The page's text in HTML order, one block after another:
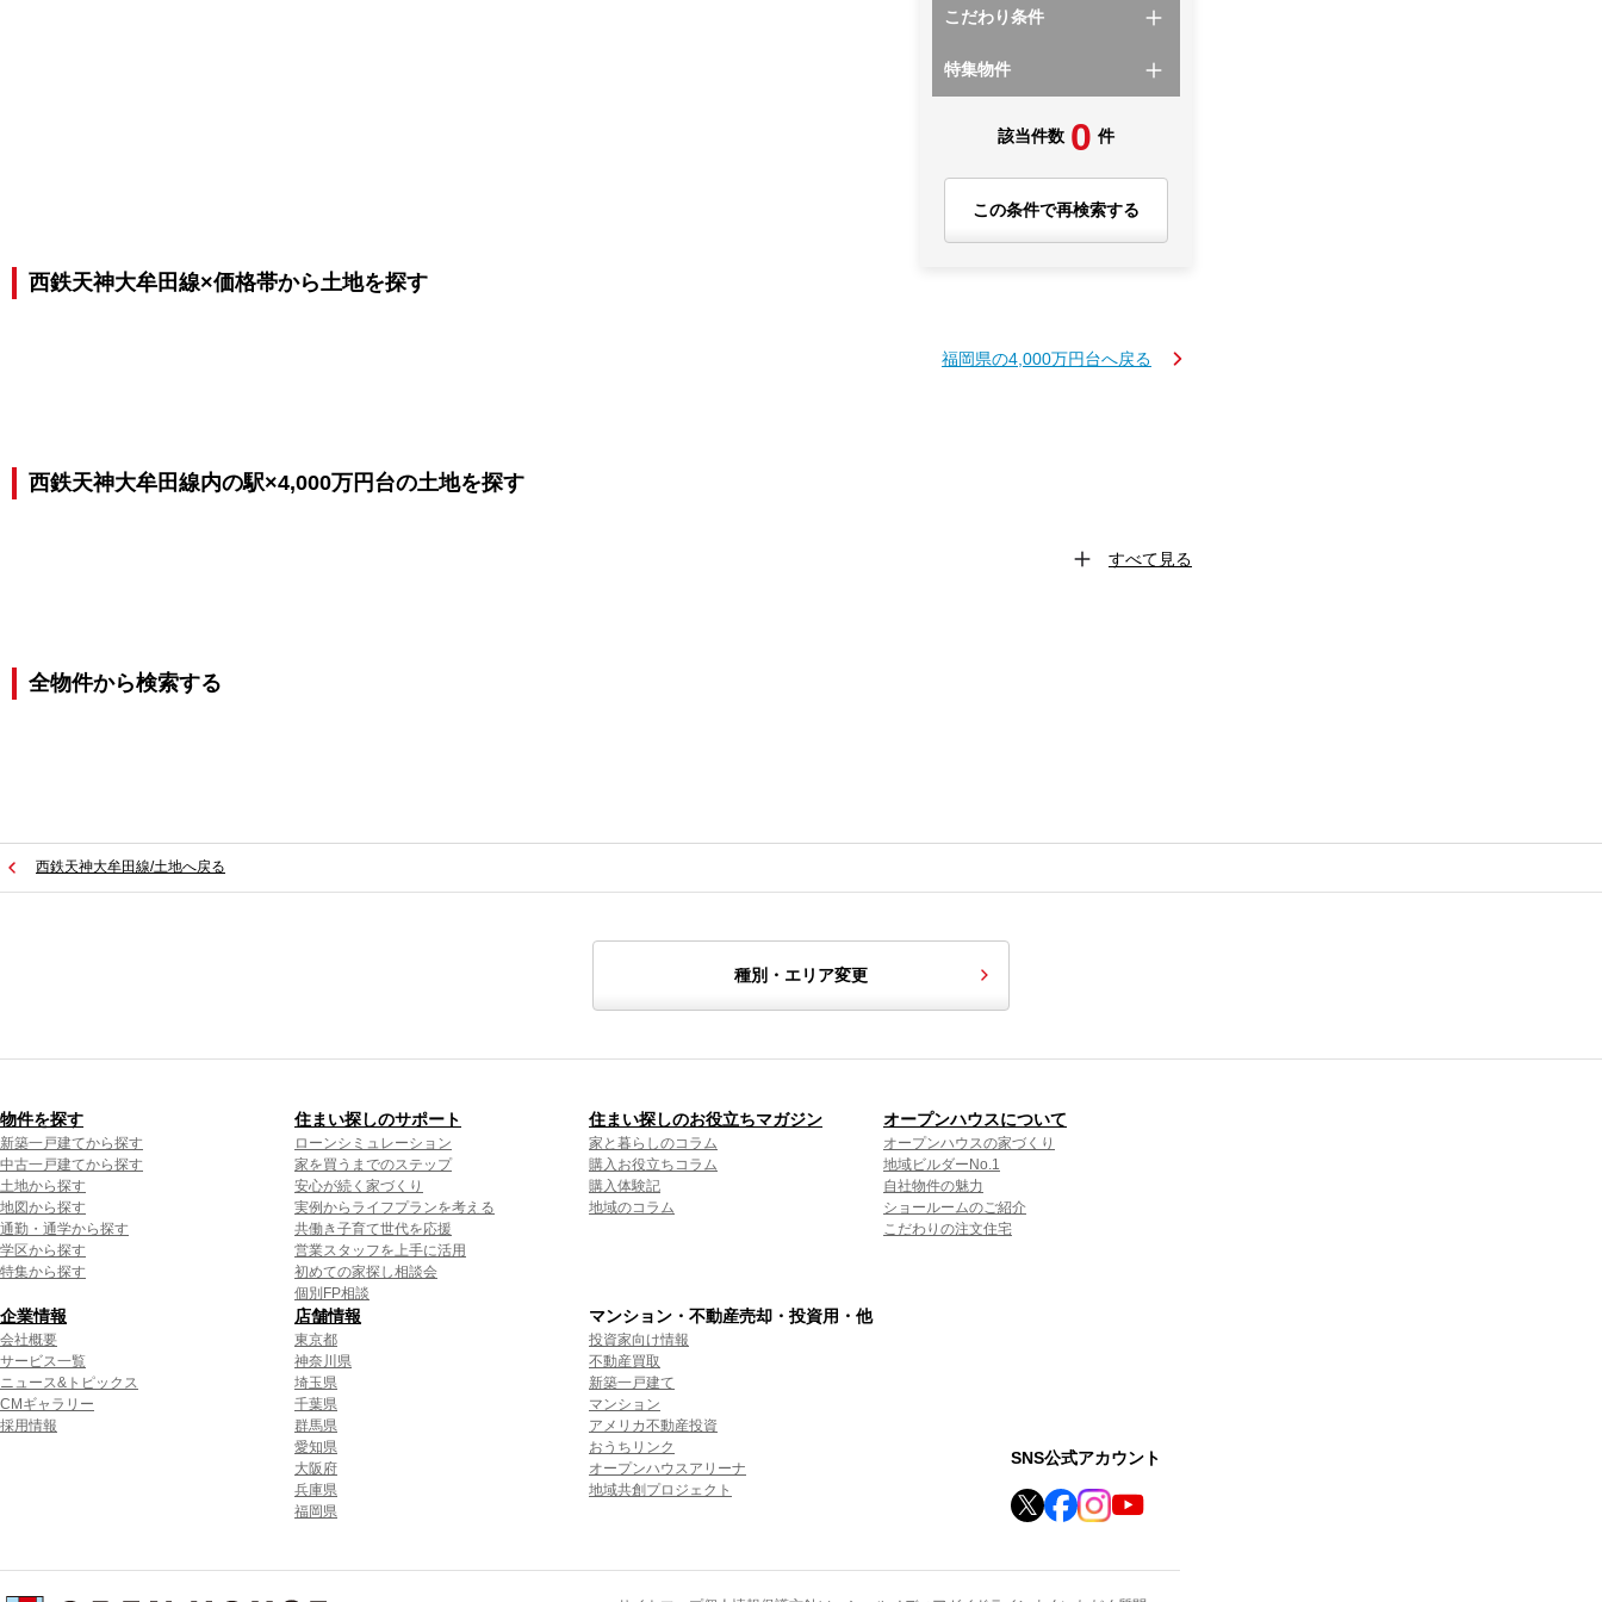
こだわり条件
特集物件
該当件数 0 件
この条件で再検索する
西鉄天神大牟田線×価格帯から土地を探す
福岡県の4,000万円台へ戻る
西鉄天神大牟田線内の駅×4,000万円台の土地を探す
すべて見る
全物件から検索する
西鉄天神大牟田線/土地へ戻る
種別・エリア変更
物件を探す
新築一戸建てから探す
中古一戸建てから探す
土地から探す
地図から探す
通勤・通学から探す
学区から探す
特集から探す
住まい探しのサポート
ローンシミュレーション
家を買うまでのステップ
安心が続く家づくり
実例からライフプランを考える
共働き子育て世代を応援
営業スタッフを上手に活用
初めての家探し相談会
個別FP相談
住まい探しのお役立ちマガジン
家と暮らしのコラム
購入お役立ちコラム
購入体験記
地域のコラム
オープンハウスについて
オープンハウスの家づくり
地域ビルダーNo.1
自社物件の魅力
ショールームのご紹介
こだわりの注文住宅
企業情報
会社概要
サービス一覧
ニュース&トピックス
CMギャラリー
採用情報
店舗情報
東京都
神奈川県
埼玉県
千葉県
群馬県
愛知県
大阪府
兵庫県
福岡県
マンション・不動産売却・投資用・他
投資家向け情報
不動産買取
新築一戸建て
マンション
アメリカ不動産投資
おうちリンク
オープンハウスアリーナ
地域共創プロジェクト
SNS公式アカウント